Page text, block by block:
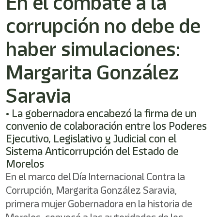
corrupción no debe de
haber simulaciones:
Margarita González
Saravia
• La gobernadora encabezó la firma de un
convenio de colaboración entre los Poderes
Ejecutivo, Legislativo y Judicial con el
Sistema Anticorrupción del Estado de
Morelos
En el marco del Día Internacional Contra la
Corrupción, Margarita González Saravia,
primera mujer Gobernadora en la historia de